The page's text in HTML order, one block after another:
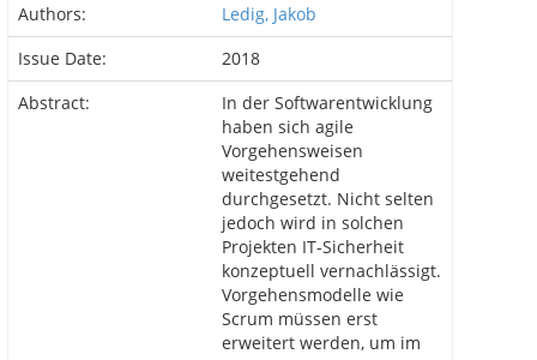
Authors:
Ledig, Jakob
Issue Date:
2018
Abstract:
In der Softwarentwicklung
haben sich agile
Vorgehensweisen
weitestgehend
durchgesetzt. Nicht selten
jedoch wird in solchen
Projekten IT-Sicherheit
konzeptuell vernachlässigt.
Vorgehensmodelle wie
Scrum müssen erst
erweitert werden, um im